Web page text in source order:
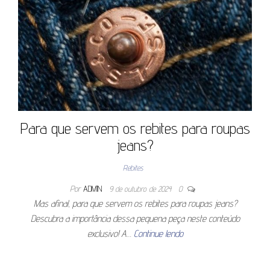
Para que servem os rebites para roupas
jeans?
Rebites
Por ADMIN 9 de outubro de 2024 0
Mas afinal, para que servem os rebites para roupas jeans?
Descubra a importância dessa pequena peça neste conteúdo
exclusivo! A… Continue lendo